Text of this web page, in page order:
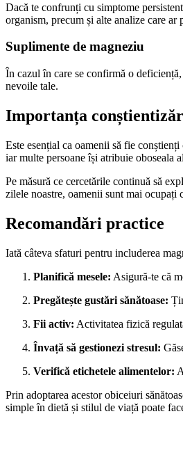
Dacă te confrunți cu simptome
organism, precum și alte analize care ar
Suplimente de magneziu
În cazul în care se confirmă o
nevoile tale.
Importanța
Este esențial ca oamenii să fie
iar multe persoane își atribuie oboseala
Pe măsură ce cercetările continuă să
zilele noastre, oamenii sunt mai ocupați
Recomandări practice
Iată câteva sfaturi pentru includerea
Planifică mesele: Asigură-te că
Pregătește gustări sănătoase:
Fii activ: Activitatea fizică
Învață să gestionezi stresul:
Verifică etichetele alimentelor:
Prin adoptarea acestor obiceiuri
simple în dietă și stilul de viață poate